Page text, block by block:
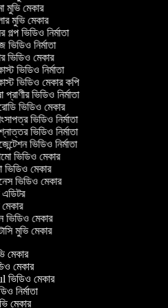
মুভি মেকার
মুভি মেকার
গল্প ভিডিও নির্মাতা
নির্মাতা
ভিডিও মেকার
ভিডিও নির্মাতা
ভিডিও মেকার কপি
ভিডিও নির্মাতা
ভিডিও মেকার
ভিডিও নির্মাতা
ভিডিও নির্মাতা
ভিডিও নির্মাতা
ভিডিও মেকার
মেকার
ভিডিও মেকার
ভিডিও মেকার
মুভি মেকার
মেকার
মেকার
ভিডিও মেকার
নির্মাতা
মেকার